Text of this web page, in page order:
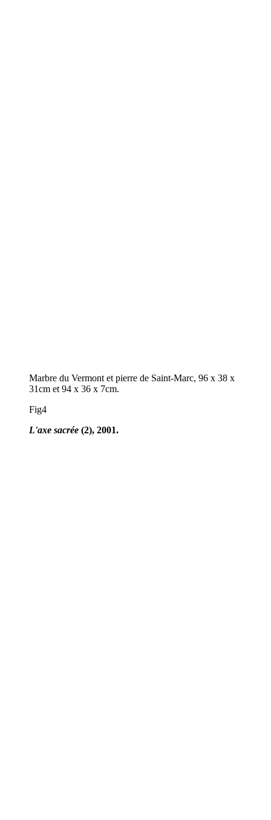
Marbre du Vermont et pierre de Saint-Marc, 96 x 38 x
31cm et 94 x 36 x 7cm.
Fig4
L'axe sacrée (2), 2001.